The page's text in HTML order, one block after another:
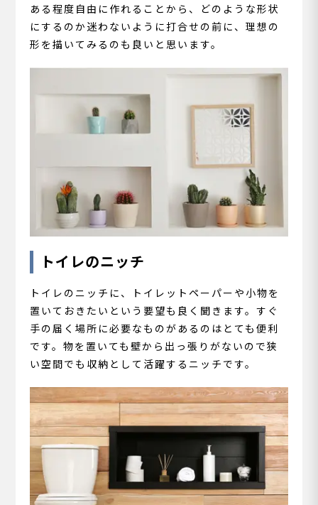
ある程度自由に作れることから、どのような形状
にするのか迷わないように打合せの前に、理想の
形を描いてみるのも良いと思います。
トイレのニッチ
トイレのニッチに、トイレットペーパーや小物を
置いておきたいという要望も良く聞きます。すぐ
手の届く場所に必要なものがあるのはとても便利
です。物を置いても壁から出っ張りがないので狭
い空間でも収納として活躍するニッチです。